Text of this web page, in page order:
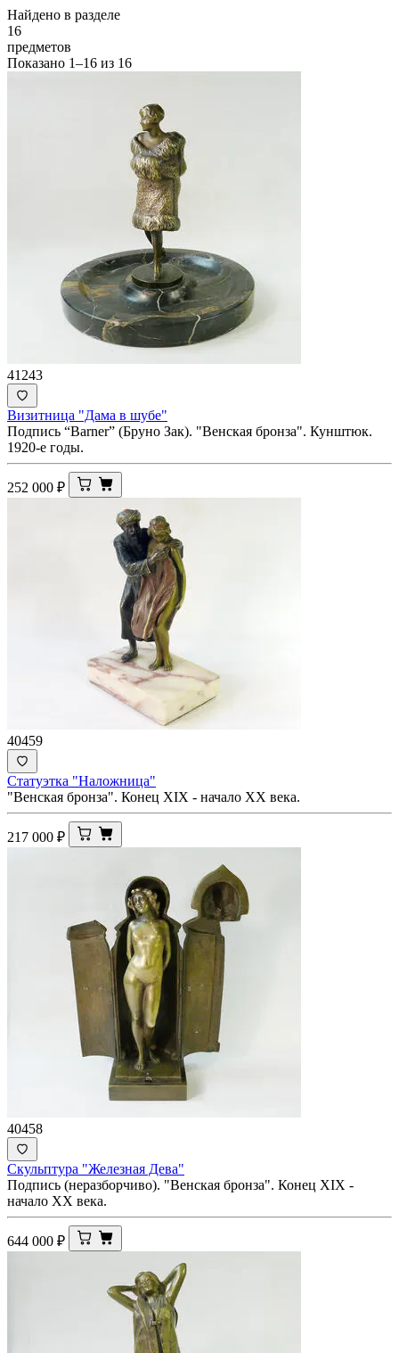
Найдено в разделе
16
предметов
Показано 1–16 из 16
41243
Визитница "Дама в шубе"
Подпись “Barner” (Бруно Зак). "Венская бронза". Кунштюк.
1920-е годы.
252 000 ₽
40459
Статуэтка "Наложница"
"Венская бронза". Конец XIX - начало ХХ века.
217 000 ₽
40458
Скульптура "Железная Дева"
Подпись (неразборчиво). "Венская бронза". Конец XIX -
начало ХХ века.
644 000 ₽